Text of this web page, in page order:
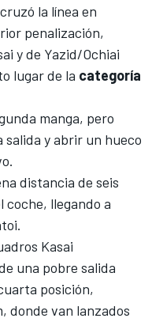
la línea en
penalización,
y de Yazid/Ochiai
lugar de la categoría
manga, pero
salida y abrir un hueco
distancia de seis
coche, llegando a
.
Kasai
una pobre salida
posición,
donde van lanzados